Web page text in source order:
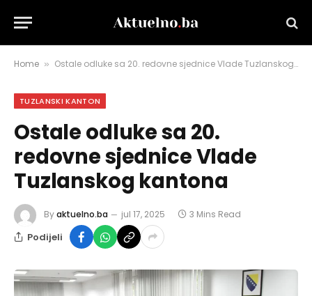
Home » Ostale odluke sa 20. redovne sjednice Vlade Tuzlanskog kantona
TUZLANSKI KANTON
Ostale odluke sa 20.
redovne sjednice Vlade
Tuzlanskog kantona
Byaktuelno.ba jul 17, 2025 3 Mins Read
Podijeli